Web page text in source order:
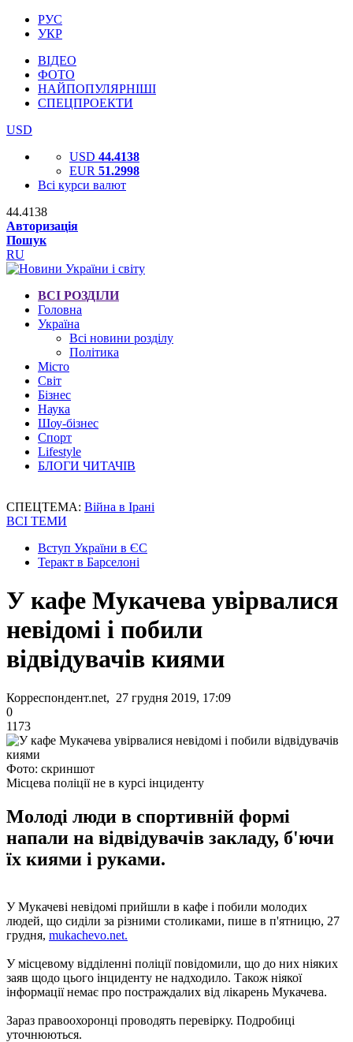
РУС
УКР
ВІДЕО
ФОТО
НАЙПОПУЛЯРНІШІ
СПЕЦПРОЕКТИ
USD
USD 44.4138
EUR 51.2998
Всі курси валют
44.4138
Авторизація
Пошук
RU
ВСІ РОЗДІЛИ
Головна
Україна
Всі новини розділу
Політика
Місто
Світ
Бізнес
Наука
Шоу-бізнес
Спорт
Lifestyle
БЛОГИ ЧИТАЧІВ
СПЕЦТЕМА: Війна в Ірані
ВСІ ТЕМИ
Вступ України в ЄС
Теракт в Барселоні
У кафе Мукачева увірвалися
невідомі і побили
відвідувачів киями
Корреспондент.net, 27 грудня 2019, 17:09
0
1173
Фото: скриншот
Місцева поліції не в курсі інциденту
Молоді люди в спортивній формі
напали на відвідувачів закладу, б'ючи
їх киями і руками.
У Мукачеві невідомі прийшли в кафе і побили молодих
людей, що сиділи за різними столиками, пише в п'ятницю, 27
грудня, mukachevo.net.
У місцевому відділенні поліції повідомили, що до них ніяких
заяв щодо цього інциденту не надходило. Також ніякої
інформації немає про постраждалих від лікарень Мукачева.
Зараз правоохоронці проводять перевірку. Подробиці
уточнюються.